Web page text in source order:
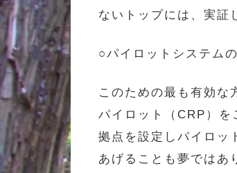
ないトップには、実証
○パイロットシステム
このための最も有効な
パイロット（CRP）を
拠点を設定しパイロッ
あげることも夢ではあ